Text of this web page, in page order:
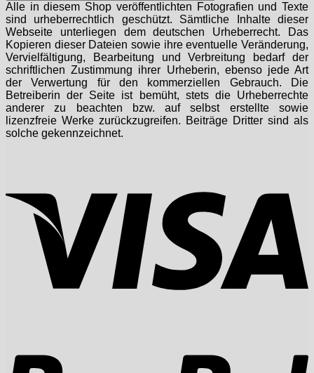
Alle in diesem Shop veröffentlichten Fotografien und Texte
sind urheberrechtlich geschützt. Sämtliche Inhalte dieser
Webseite unterliegen dem deutschen Urheberrecht. Das
Kopieren dieser Dateien sowie ihre eventuelle Veränderung,
Vervielfältigung, Bearbeitung und Verbreitung bedarf der
schriftlichen Zustimmung ihrer Urheberin, ebenso jede Art
der Verwertung für den kommerziellen Gebrauch. Die
Betreiberin der Seite ist bemüht, stets die Urheberrechte
anderer zu beachten bzw. auf selbst erstellte sowie
lizenzfreie Werke zurückzugreifen. Beiträge Dritter sind als
solche gekennzeichnet.